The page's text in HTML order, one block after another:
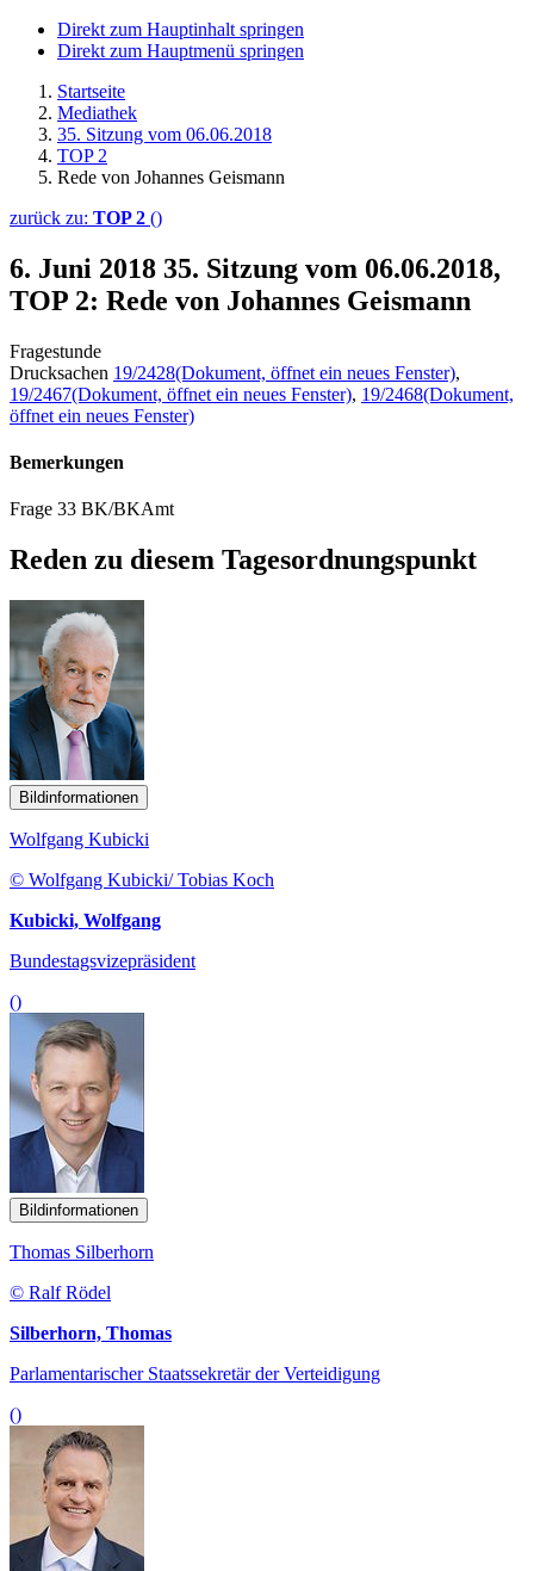
Direkt zum Hauptinhalt springen
Direkt zum Hauptmenü springen
Startseite
Mediathek
35. Sitzung vom 06.06.2018
TOP 2
Rede von Johannes Geismann
zurück zu: TOP 2 ()
6. Juni 2018 35. Sitzung vom 06.06.2018,
TOP 2: Rede von Johannes Geismann
Fragestunde
Drucksachen 19/2428(Dokument, öffnet ein neues Fenster),
19/2467(Dokument, öffnet ein neues Fenster), 19/2468(Dokument,
öffnet ein neues Fenster)
Bemerkungen
Frage 33 BK/BKAmt
Reden zu diesem Tagesordnungspunkt
Bildinformationen
Wolfgang Kubicki
© Wolfgang Kubicki/ Tobias Koch
Kubicki, Wolfgang
Bundestagsvizepräsident
()
Bildinformationen
Thomas Silberhorn
© Ralf Rödel
Silberhorn, Thomas
Parlamentarischer Staatssekretär der Verteidigung
()